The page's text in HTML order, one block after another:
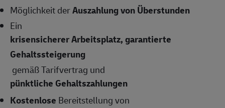
Möglichkeit derAuszahlung von Überstunden
Ein
krisensicherer Arbeitsplatz, garantierte
Gehaltssteigerung
gemäß Tarifvertrag und
pünktliche Gehaltszahlungen
Kostenlose Bereitstellung von